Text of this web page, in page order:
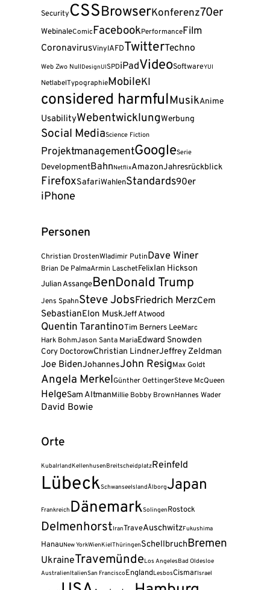
SecurityCSSBrowserKonferenz70er
WebinaleComicFacebookPerformanceFilm
CoronavirusVinylAFDTwitterTechno
Web Zwo NullDesignUISPDiPadVideoSoftwareYUI
NetlabelTypographieMobileKI
considered harmfulMusikAnime
UsabilityWebentwicklungWerbung
Social MediaScience Fiction
ProjektmanagementGoogleSerie
DevelopmentBahnNetflixAmazonJahresrückblick
FirefoxSafariWahlenStandards90er
iPhone
Personen
Christian DrostenWladimir PutinDave Winer
Brian De PalmaArmin LaschetFelixIan Hickson
Julian AssangeBenDonald Trump
Jens SpahnSteve JobsFriedrich MerzCem
SebastianElon MuskJeff Atwood
Quentin TarantinoTim Berners LeeMarc
Hark BohmJason Santa MariaEdward Snowden
Cory DoctorowChristian LindnerJeffrey Zeldman
Joe BidenJohannesJohn ResigMax Goldt
Angela MerkelGünther OettingerSteve McQueen
HelgeSam AltmanMillie Bobby BrownHannes Wader
David Bowie
Orte
KubaIrlandKellenhusenBreitscheidplatzReinfeld
LübeckSchwanseeIslandÅlborgJapan
Frankreich DänemarkSolingenRostock
DelmenhorstIranTraveAuschwitzFukushima
HanauNew YorkWienKielThüringenSchellbruchBremen
UkraineTravemündeLos AngelesBad Oldesloe
AustralienItalienSan FranciscoEnglandLesbosCismarIsrael